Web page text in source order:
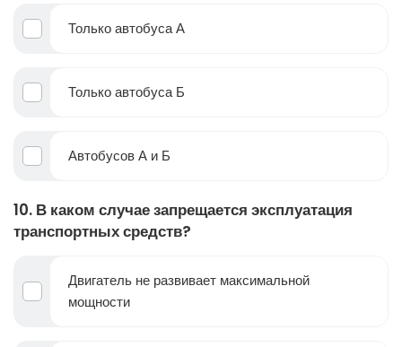
Только автобуса А
Только автобуса Б
Автобусов А и Б
10. В каком случае запрещается эксплуатация
транспортных средств?
Двигатель не развивает максимальной
мощности